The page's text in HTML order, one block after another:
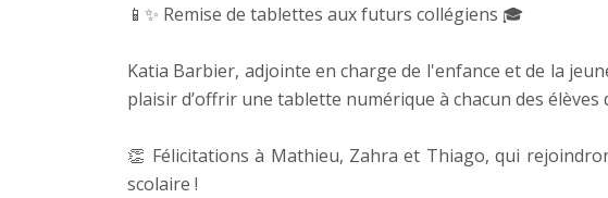
📱✨ Remise de tablettes aux futurs collégiens 🎓
Katia Barbier, adjointe en charge de l'enfance et de la
plaisir d’offrir une tablette numérique à chacun des
👏 Félicitations à Mathieu, Zahra et Thiago, qui
scolaire !